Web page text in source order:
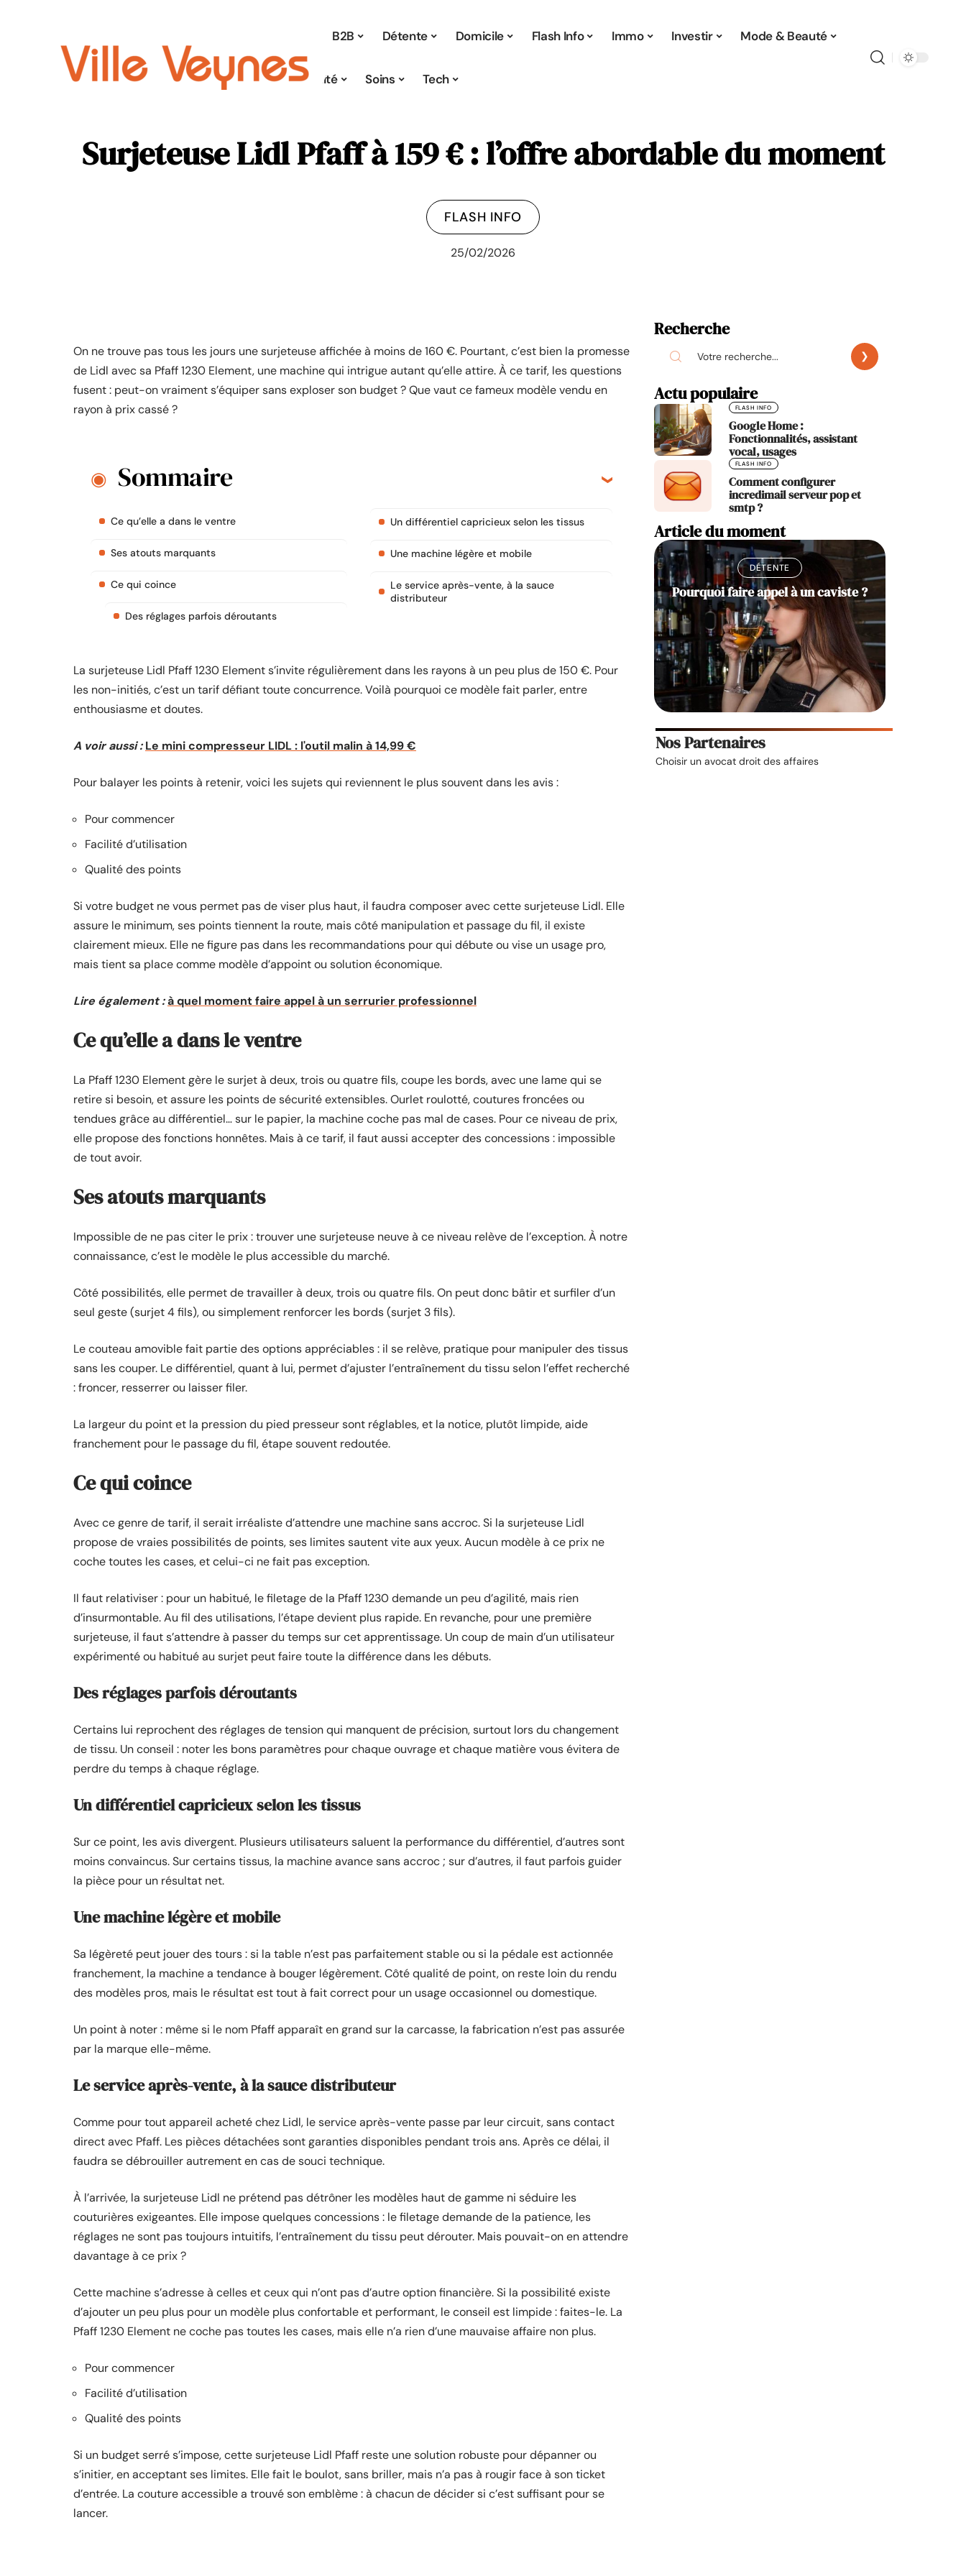
B2B Détente Domicile Flash Info Immo Investir Mode & Beauté
Parentalité Soins Tech
Surjeteuse Lidl Pfaff à 159 € : l’offre abordable du moment
FLASH INFO
25/02/2026
On ne trouve pas tous les jours une surjeteuse affichée à moins de 160 €. Pourtant, c’est bien la promesse
de Lidl avec sa Pfaff 1230 Element, une machine qui intrigue autant qu’elle attire. À ce tarif, les questions
fusent : peut-on vraiment s’équiper sans exploser son budget ? Que vaut ce fameux modèle vendu en
rayon à prix cassé ?
Sommaire
Ce qu’elle a dans le ventre
Ses atouts marquants
Ce qui coince
Des réglages parfois déroutants
Un différentiel capricieux selon les tissus
Une machine légère et mobile
Le service après-vente, à la sauce
distributeur
La surjeteuse Lidl Pfaff 1230 Element s’invite régulièrement dans les rayons à un peu plus de 150 €. Pour
les non-initiés, c’est un tarif défiant toute concurrence. Voilà pourquoi ce modèle fait parler, entre
enthousiasme et doutes.
A voir aussi : Le mini compresseur LIDL : l'outil malin à 14,99 €
Pour balayer les points à retenir, voici les sujets qui reviennent le plus souvent dans les avis :
Pour commencer
Facilité d’utilisation
Qualité des points
Si votre budget ne vous permet pas de viser plus haut, il faudra composer avec cette surjeteuse Lidl. Elle
assure le minimum, ses points tiennent la route, mais côté manipulation et passage du fil, il existe
clairement mieux. Elle ne figure pas dans les recommandations pour qui débute ou vise un usage pro,
mais tient sa place comme modèle d’appoint ou solution économique.
Lire également :à quel moment faire appel à un serrurier professionnel
Ce qu’elle a dans le ventre
La Pfaff 1230 Element gère le surjet à deux, trois ou quatre fils, coupe les bords, avec une lame qui se
retire si besoin, et assure les points de sécurité extensibles. Ourlet roulotté, coutures froncées ou
tendues grâce au différentiel… sur le papier, la machine coche pas mal de cases. Pour ce niveau de prix,
elle propose des fonctions honnêtes. Mais à ce tarif, il faut aussi accepter des concessions : impossible
de tout avoir.
Ses atouts marquants
Impossible de ne pas citer le prix : trouver une surjeteuse neuve à ce niveau relève de l’exception. À notre
connaissance, c’est le modèle le plus accessible du marché.
Côté possibilités, elle permet de travailler à deux, trois ou quatre fils. On peut donc bâtir et surfiler d’un
seul geste (surjet 4 fils), ou simplement renforcer les bords (surjet 3 fils).
Le couteau amovible fait partie des options appréciables : il se relève, pratique pour manipuler des tissus
sans les couper. Le différentiel, quant à lui, permet d’ajuster l’entraînement du tissu selon l’effet recherché
: froncer, resserrer ou laisser filer.
La largeur du point et la pression du pied presseur sont réglables, et la notice, plutôt limpide, aide
franchement pour le passage du fil, étape souvent redoutée.
Ce qui coince
Avec ce genre de tarif, il serait irréaliste d’attendre une machine sans accroc. Si la surjeteuse Lidl
propose de vraies possibilités de points, ses limites sautent vite aux yeux. Aucun modèle à ce prix ne
coche toutes les cases, et celui-ci ne fait pas exception.
Il faut relativiser : pour un habitué, le filetage de la Pfaff 1230 demande un peu d’agilité, mais rien
d’insurmontable. Au fil des utilisations, l’étape devient plus rapide. En revanche, pour une première
surjeteuse, il faut s’attendre à passer du temps sur cet apprentissage. Un coup de main d’un utilisateur
expérimenté ou habitué au surjet peut faire toute la différence dans les débuts.
Des réglages parfois déroutants
Certains lui reprochent des réglages de tension qui manquent de précision, surtout lors du changement
de tissu. Un conseil : noter les bons paramètres pour chaque ouvrage et chaque matière vous évitera de
perdre du temps à chaque réglage.
Un différentiel capricieux selon les tissus
Sur ce point, les avis divergent. Plusieurs utilisateurs saluent la performance du différentiel, d’autres sont
moins convaincus. Sur certains tissus, la machine avance sans accroc ; sur d’autres, il faut parfois guider
la pièce pour un résultat net.
Une machine légère et mobile
Sa légèreté peut jouer des tours : si la table n’est pas parfaitement stable ou si la pédale est actionnée
franchement, la machine a tendance à bouger légèrement. Côté qualité de point, on reste loin du rendu
des modèles pros, mais le résultat est tout à fait correct pour un usage occasionnel ou domestique.
Un point à noter : même si le nom Pfaff apparaît en grand sur la carcasse, la fabrication n’est pas assurée
par la marque elle-même.
Le service après-vente, à la sauce distributeur
Comme pour tout appareil acheté chez Lidl, le service après-vente passe par leur circuit, sans contact
direct avec Pfaff. Les pièces détachées sont garanties disponibles pendant trois ans. Après ce délai, il
faudra se débrouiller autrement en cas de souci technique.
À l’arrivée, la surjeteuse Lidl ne prétend pas détrôner les modèles haut de gamme ni séduire les
couturières exigeantes. Elle impose quelques concessions : le filetage demande de la patience, les
réglages ne sont pas toujours intuitifs, l’entraînement du tissu peut dérouter. Mais pouvait-on en attendre
davantage à ce prix ?
Cette machine s’adresse à celles et ceux qui n’ont pas d’autre option financière. Si la possibilité existe
d’ajouter un peu plus pour un modèle plus confortable et performant, le conseil est limpide : faites-le. La
Pfaff 1230 Element ne coche pas toutes les cases, mais elle n’a rien d’une mauvaise affaire non plus.
Pour commencer
Facilité d’utilisation
Qualité des points
Si un budget serré s’impose, cette surjeteuse Lidl Pfaff reste une solution robuste pour dépanner ou
s’initier, en acceptant ses limites. Elle fait le boulot, sans briller, mais n’a pas à rougir face à son ticket
d’entrée. La couture accessible a trouvé son emblème : à chacun de décider si c’est suffisant pour se
lancer.
Recherche
Actu populaire
FLASH INFO
Google Home :
Fonctionnalités, assistant
vocal, usages
FLASH INFO
Comment configurer
incredimail serveur pop et
smtp ?
Article du moment
DÉTENTE
Pourquoi faire appel à un caviste ?
Nos Partenaires
Choisir un avocat droit des affaires